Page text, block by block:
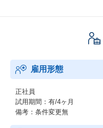
雇用形態
正社員
試用期間：有/4ヶ月
備考：条件変更無